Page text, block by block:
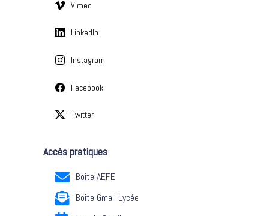
Vimeo
LinkedIn
Instagram
Facebook
Twitter
Accès pratiques
Boite AEFE
Boite Gmail Lycée